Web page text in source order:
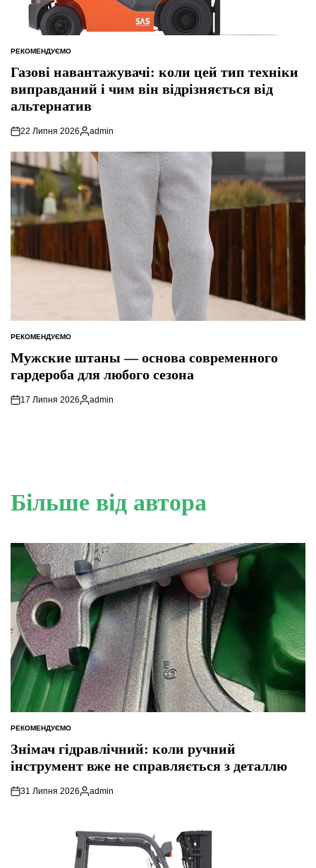
ОПУБЛІКУВАТИ
РЕКОМЕНДУЄМО
Газові навантажувачі: коли цей тип техніки
виправданий і чим він відрізняється від
альтернатив
22 Липня 2026
Опубліковано
admin
ОПУБЛІКУВАТИ
РЕКОМЕНДУЄМО
Мужские штаны — основа современного
гардероба для любого сезона
17 Липня 2026
Опубліковано
admin
Більше від автора
ОПУБЛІКУВАТИ
РЕКОМЕНДУЄМО
Знімач гідравлічний: коли ручний
інструмент вже не справляється з деталлю
31 Липня 2026
Опубліковано
admin